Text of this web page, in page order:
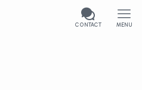
CONTACT MENU